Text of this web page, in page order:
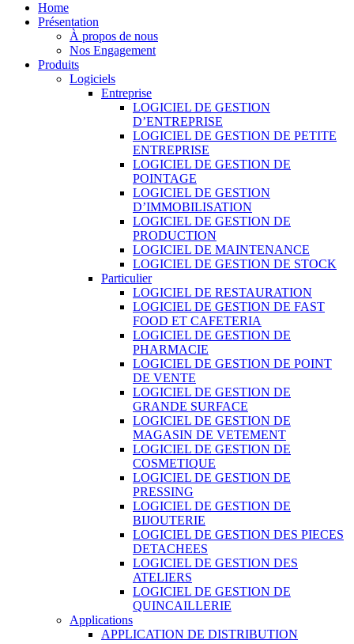
Home
Présentation
À propos de nous
Nos Engagement
Produits
Logiciels
Entreprise
LOGICIEL DE GESTION
D’ENTREPRISE
LOGICIEL DE GESTION DE PETITE
ENTREPRISE
LOGICIEL DE GESTION DE
POINTAGE
LOGICIEL DE GESTION
D’IMMOBILISATION
LOGICIEL DE GESTION DE
PRODUCTION
LOGICIEL DE MAINTENANCE
LOGICIEL DE GESTION DE STOCK
Particulier
LOGICIEL DE RESTAURATION
LOGICIEL DE GESTION DE FAST
FOOD ET CAFETERIA
LOGICIEL DE GESTION DE
PHARMACIE
LOGICIEL DE GESTION DE POINT
DE VENTE
LOGICIEL DE GESTION DE
GRANDE SURFACE
LOGICIEL DE GESTION DE
MAGASIN DE VETEMENT
LOGICIEL DE GESTION DE
COSMETIQUE
LOGICIEL DE GESTION DE
PRESSING
LOGICIEL DE GESTION DE
BIJOUTERIE
LOGICIEL DE GESTION DES PIECES
DETACHEES
LOGICIEL DE GESTION DES
ATELIERS
LOGICIEL DE GESTION DE
QUINCAILLERIE
Applications
APPLICATION DE DISTRIBUTION